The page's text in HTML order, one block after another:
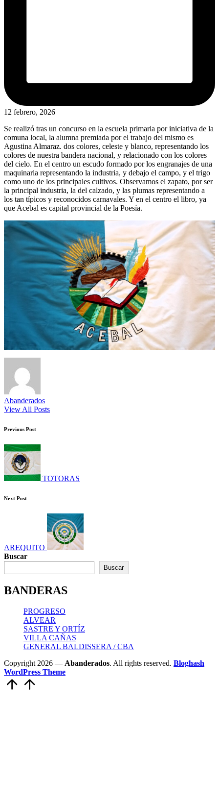
12 febrero, 2026
Se realizó tras un concurso en la escuela primaria por iniciativa de la
comuna local, la alumna premiada por el trabajo del mismo es
Agustina Almaraz. dos colores, celeste y blanco, representando los
colores de nuestra bandera nacional, y relacionado con los colores
del cielo. En el centro un escudo formado por los engranajes de una
maquinaria representando la industria, y debajo el campo, y el trigo
como uno de los principales cultivos. Observamos el zapato, por ser
la principal industria, la del calzado, y las plumas representando a
los tan típicos y reconocidos carnavales. Y en el centro el libro, ya
que Acebal es capital provincial de la Poesía.
Abanderados
View All Posts
Post
navigation
Previous Post
TOTORAS
Next Post
AREQUITO
Buscar
Buscar
BANDERAS
PROGRESO
ALVEAR
SASTRE Y ORTÍZ
VILLA CAÑAS
GENERAL BALDISSERA / CBA
Copyright 2026 — Abanderados. All rights reserved. Bloghash
WordPress Theme